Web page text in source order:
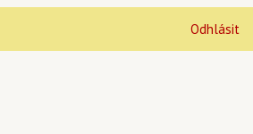
Odhlásit